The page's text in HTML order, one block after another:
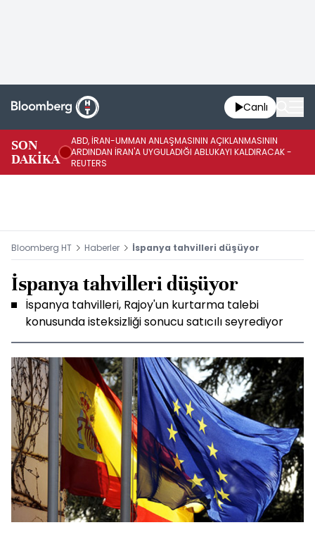
Canlı
SON
DAKİKA
ABD, İRAN-UMMAN ANLAŞMASININ AÇIKLANMASININ
ARDINDAN İRAN'A UYGULADIĞI ABLUKAYI KALDIRACAK -
REUTERS
Bloomberg HT Haberler İspanya tahvilleri düşüyor
İspanya tahvilleri düşüyor
İspanya tahvilleri, Rajoy'un kurtarma talebi
konusunda isteksizliği sonucu satıcılı seyrediyor